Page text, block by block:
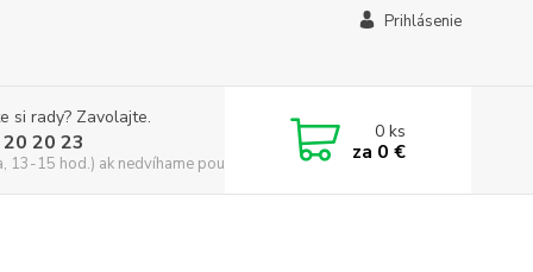
Prihlásenie
si rady? Zavolajte.
20 23
13-15 hod.) ak nedvíhame použite CHATBOX
0ks
za 0 €